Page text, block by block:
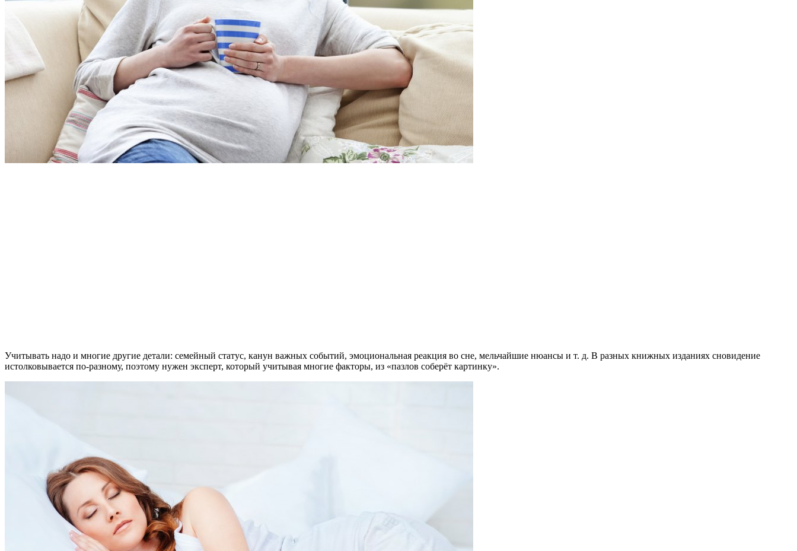
Учитывать надо и многие другие детали: семейный статус, канун важных событий, эмоциональная реакция во сне, мельчайшие нюансы и т. д. В разных книжных изданиях сновидение
истолковывается по-разному, поэтому нужен эксперт, который учитывая многие факторы, из «пазлов соберёт картинку».